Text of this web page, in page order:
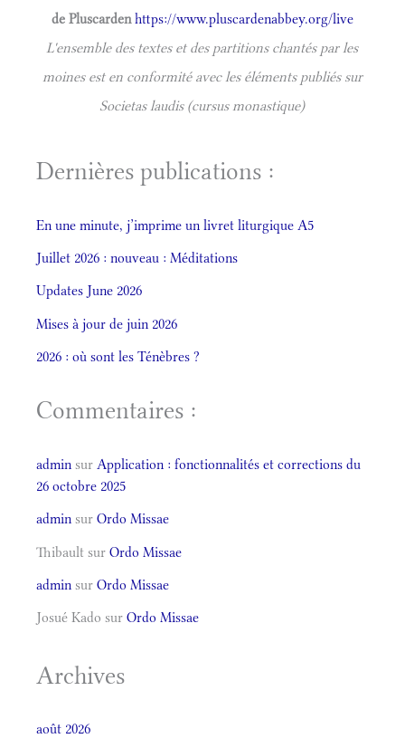
de Pluscardenhttps://www.pluscardenabbey.org/live
L'ensemble des textes et des partitions chantés par les
moines est en conformité avec les éléments publiés sur
Societas laudis (cursus monastique)
Dernières publications :
En une minute, j’imprime un livret liturgique A5
Juillet 2026 : nouveau : Méditations
Updates June 2026
Mises à jour de juin 2026
2026 : où sont les Ténèbres ?
Commentaires :
admin sur Application : fonctionnalités et corrections du
26 octobre 2025
admin sur Ordo Missae
Thibault sur Ordo Missae
admin sur Ordo Missae
Josué Kado sur Ordo Missae
Archives
août 2026